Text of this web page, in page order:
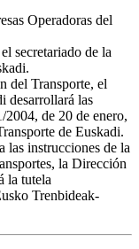
Operadoras del
secretariado de la
del Transporte, el
desarrollará las
de 20 de enero,
de Euskadi.
las instrucciones de la
la Dirección
la tutela
Trenbideak-